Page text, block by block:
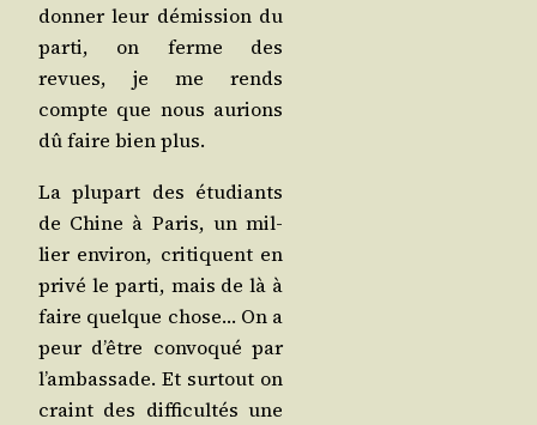
don­ner leur démis­sion du
par­ti, on ferme des
revues, je me rends
compte que nous aurions
dû faire bien plus.
La plu­part des étu­diants
de Chine à Paris, un mil­
lier envi­ron, cri­tiquent en
pri­vé le par­ti, mais de là à
faire quelque chose… On a
peur d’être convo­qué par
l’am­bas­sade. Et sur­tout on
craint des dif­fi­cul­tés une